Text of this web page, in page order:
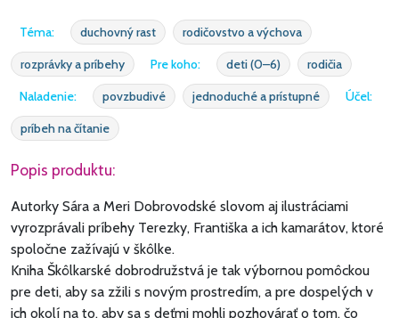
Téma: duchovný rast
rodičovstvo a výchova
rozprávky a príbehy
Pre koho: deti (0–6)
rodičia
Naladenie:
povzbudivé jednoduché a prístupné
Účel:
príbeh na čítanie
Popis produktu:
Autorky Sára a Meri Dobrovodské slovom aj ilustráciami
vyrozprávali príbehy Terezky, Františka a ich kamarátov, ktoré
spoločne zažívajú v škôlke.
Kniha Škôlkarské dobrodružstvá je tak výbornou pomôckou
pre deti, aby sa zžili s novým prostredím, a pre dospelých v
ich okolí na to, aby sa s deťmi mohli pozhovárať o tom, čo